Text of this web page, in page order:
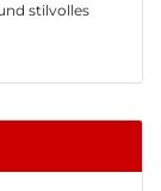
stilvolles